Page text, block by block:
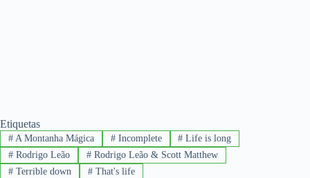
Etiquetas
#A Montanha Mágica #Incomplete # Life is long
#Rodrigo Leão #Rodrigo Leão & Scott Matthew
#Terrible down #That's life